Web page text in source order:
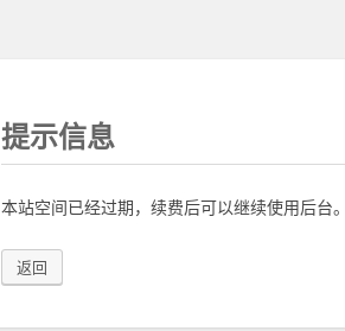
提示信息
本站空间已经过期，续费后可以继续使用后台
返回